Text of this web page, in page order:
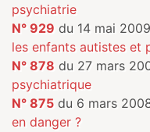
psychiatrie
N° 929 du 14 mai
les enfants autistes et
N° 878 du 27 mars
psychiatrique
N° 875 du 6 mars
en danger ?